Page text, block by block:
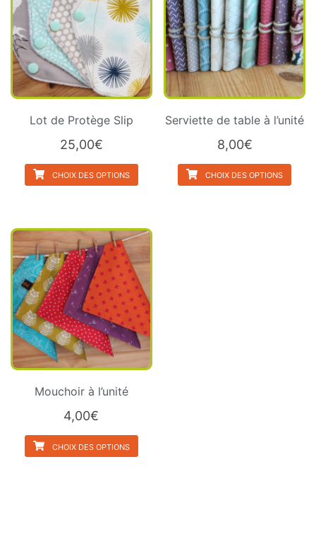
Lot de Protège Slip
25,00€
CHOIX DES OPTIONS
Serviette de table à l’unité
8,00€
CHOIX DES OPTIONS
Mouchoir à l’unité
4,00€
CHOIX DES OPTIONS